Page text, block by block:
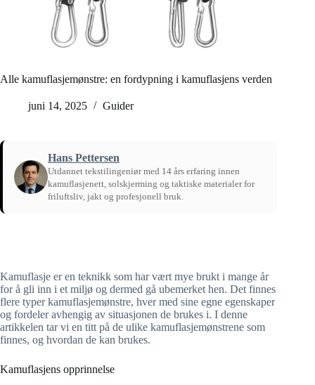
Alle kamuflasjemønstre: en fordypning i kamuflasjens verden
juni 14, 2025 Guider
Hans Pettersen
Utdannet tekstilingeniør med 14 års erfaring innen
kamuflasjenett, solskjerming og taktiske materialer for
friluftsliv, jakt og profesjonell bruk.
Kamuflasje er en teknikk som har vært mye brukt i mange år
for å gli inn i et miljø og dermed gå ubemerket hen. Det finnes
flere typer kamuflasjemønstre, hver med sine egne egenskaper
og fordeler avhengig av situasjonen de brukes i. I denne
artikkelen tar vi en titt på de ulike kamuflasjemønstrene som
finnes, og hvordan de kan brukes.
Kamuflasjens opprinnelse